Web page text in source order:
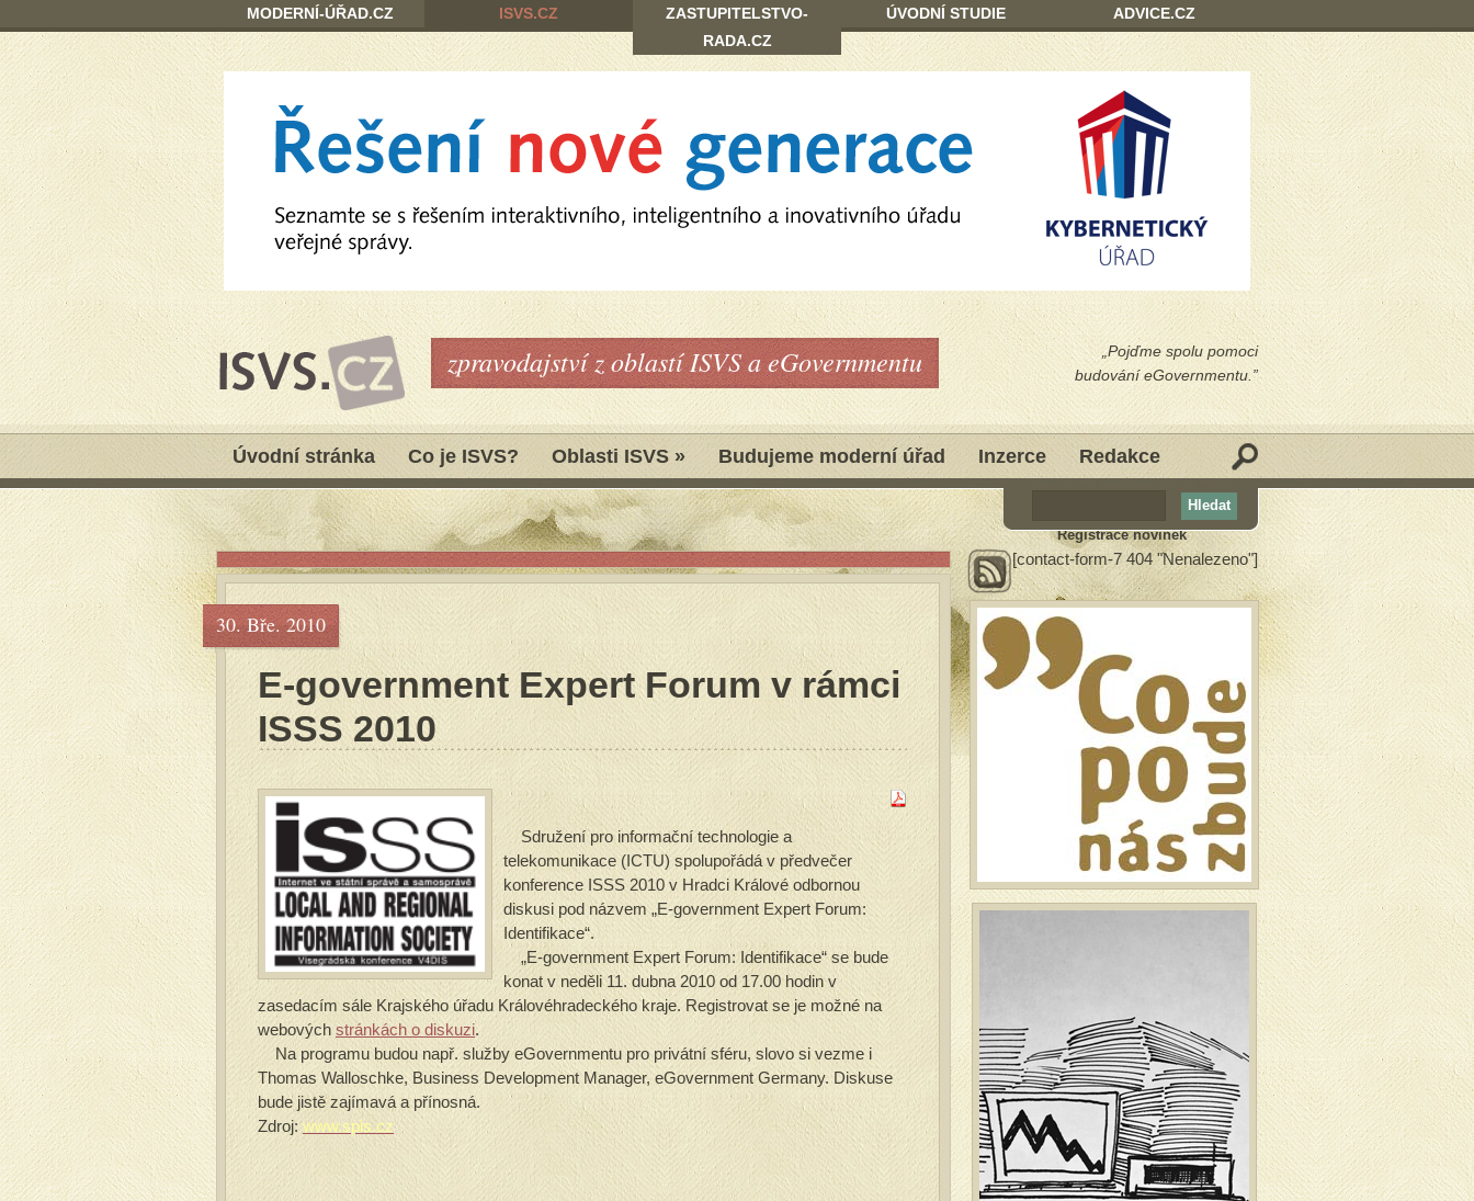
„Pojďme spolu pomoci
budování eGovernmentu.”
zpravodajství z oblastí ISVS a eGovernmentu
Úvodní stránka Co je ISVS? Oblasti ISVS » Budujeme moderní úřad Inzerce Redakce
30. Bře. 2010
E-government Expert Forum v rámci
ISSS 2010
Sdružení pro informační technologie a
telekomunikace (ICTU) spolupořádá v předvečer
konference ISSS 2010 v Hradci Králové odbornou
diskusi pod názvem „E-government Expert Forum:
Identifikace“.
„E-government Expert Forum: Identifikace“ se bude
konat v neděli 11. dubna 2010 od 17.00 hodin v
zasedacím sále Krajského úřadu Královéhradeckého kraje. Registrovat se je možné na
webových stránkách o diskuzi.
Na programu budou např. služby eGovernmentu pro privátní sféru, slovo si vezme i
Thomas Walloschke, Business Development Manager, eGovernment Germany. Diskuse
bude jistě zajímavá a přínosná.
Zdroj:www.spis.cz
Registrace novinek
[contact-form-7 404 "Nenalezeno"]
MODERNÍ-ÚŘAD.CZ ISVS.CZ
ZASTUPITELSTVO-
RADA.CZ
ÚVODNÍ STUDIE ADVICE.CZ